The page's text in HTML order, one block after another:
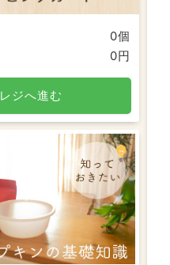
0個
0円
レジへ進む